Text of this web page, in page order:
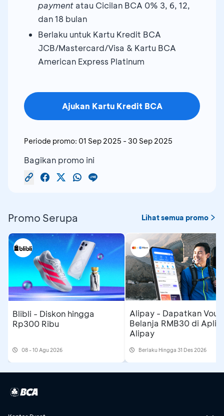
payment atau Cicilan BCA 0% 3, 6, 12,
dan 18 bulan
Berlaku untuk Kartu Kredit BCA
JCB/Mastercard/Visa & Kartu BCA
American Express Platinum
Ajukan Kartu Kredit BCA
Periode promo: 01 Sep 2025 - 30 Sep 2025
Bagikan promo ini
Promo Serupa Lihat semua promo
Blibli - Diskon hingga
Rp300 Ribu
08 - 10 Agu 2026
Alipay - Dapatkan
Belanja RMB30 di
Alipay
Berlaku Hingga 31 Des 2026